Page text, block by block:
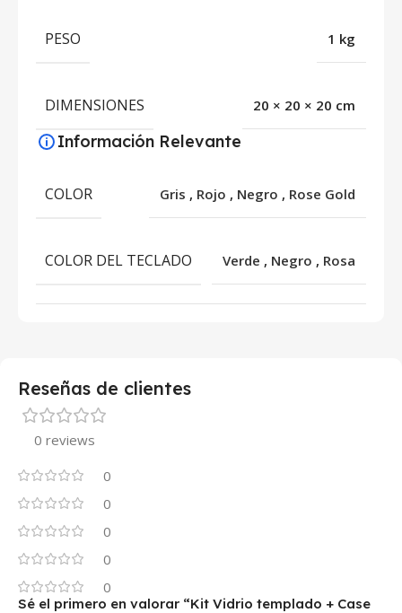
PESO 1 kg
DIMENSIONES 20 × 20 × 20 cm
Información Relevante
COLOR Gris , Rojo , Negro , Rose Gold
COLOR DEL TECLADO Verde , Negro , Rosa
Reseñas de clientes
0 reviews
0
0
0
0
0
Sé el primero en valorar “Kit Vidrio templado + Case